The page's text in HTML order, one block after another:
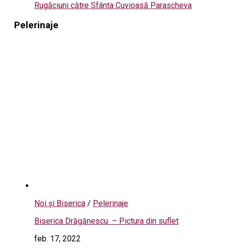
Rugăciuni către Sfânta Cuvioasă Parascheva
Pelerinaje
Noi și Biserica / Pelerinaje
Biserica Drăgănescu – Pictura din suflet
feb. 17, 2022